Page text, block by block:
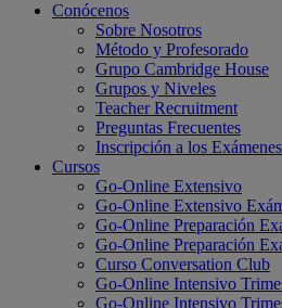
Conócenos
Sobre Nosotros
Método y Profesorado
Grupo Cambridge House
Grupos y Niveles
Teacher Recruitment
Preguntas Frecuentes
Inscripción a los
Cursos
Go-Online Extensivo
Go-Online Extensivo
Go-Online Preparación
Go-Online Preparación
Curso Conversation Club
Go-Online Intensivo
Go-Online Intensivo